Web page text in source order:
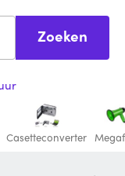
Zoeken
Casetteconverter